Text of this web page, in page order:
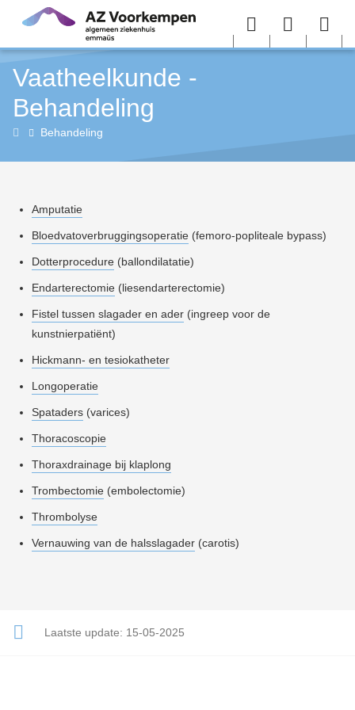
Overslaan en naar de inhoud gaan
Menu User
Vaatheelkunde -
Behandeling
Vaatheelkunde
Behandeling
Amputatie
Bloedvatoverbruggingsoperatie (femoro-popliteale bypass)
Dotterprocedure (ballondilatatie)
Endarterectomie (liesendarterectomie)
Fistel tussen slagader en ader (ingreep voor de
kunstnierpatiënt)
Hickmann- en tesiokatheter
Longoperatie
Spataders (varices)
Thoracoscopie
Thoraxdrainage bij klaplong
Trombectomie (embolectomie)
Thrombolyse
Vernauwing van de halsslagader (carotis)
Laatste update: 15-05-2025